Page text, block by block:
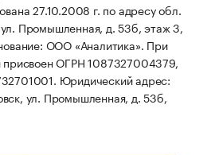
27.10.2008 г. по адресу обл.
ул. Промышленная, д. 53б, этаж 3,
ООО «Аналитика». При
присвоен ОГРН 1087327004379,
Юридический адрес:
ул. Промышленная, д. 53б,